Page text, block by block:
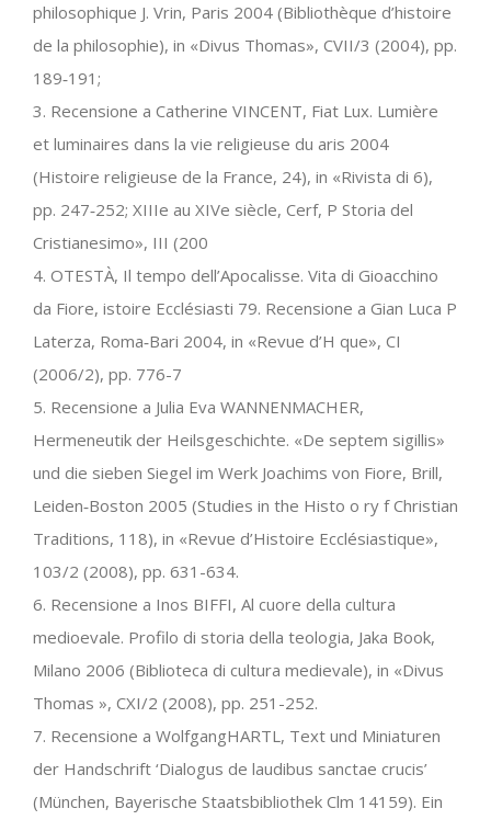
philosophique J. Vrin, Paris 2004 (Bibliothèque d’histoire
de la philosophie), in «Divus Thomas», CVII/3 (2004), pp.
189‐191;
3. Recensione a Catherine VINCENT, Fiat Lux. Lumière
et luminaires dans la vie religieuse du aris 2004
(Histoire religieuse de la France, 24), in «Rivista di 6),
pp. 247‐252; XIIIe au XIVe siècle, Cerf, P Storia del
Cristianesimo», III (200
4. OTESTÀ, Il tempo dell’Apocalisse. Vita di Gioacchino
da Fiore, istoire Ecclésiasti 79. Recensione a Gian Luca P
Laterza, Roma‐Bari 2004, in «Revue d’H que», CI
(2006/2), pp. 776-7
5. Recensione a Julia Eva WANNENMACHER,
Hermeneutik der Heilsgeschichte. «De septem sigillis»
und die sieben Siegel im Werk Joachims von Fiore, Brill,
Leiden‐Boston 2005 (Studies in the Histo o ry f Christian
Traditions, 118), in «Revue d’Histoire Ecclésiastique»,
103/2 (2008), pp. 631-634.
6. Recensione a Inos BIFFI, Al cuore della cultura
medioevale. Profilo di storia della teologia, Jaka Book,
Milano 2006 (Biblioteca di cultura medievale), in «Divus
Thomas », CXI/2 (2008), pp. 251-252.
7. Recensione a WolfgangHARTL, Text und Miniaturen
der Handschrift ‘Dialogus de laudibus sanctae crucis’
(München, Bayerische Staatsbibliothek Clm 14159). Ein